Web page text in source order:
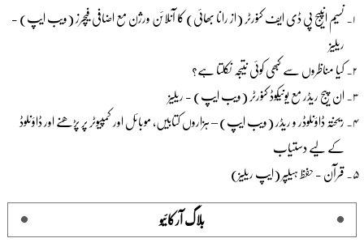
نسیم انپیج پی ڈی ایف کنورٹر (از رانا بھائی) کا آنلائن ورژن مع اضافی فیچرز (ویب ایپ) -
ریلیز
کیا مناظروں سے کبھی کوئی نتیجہ نکلتا ہے؟
ان پیج ریڈر مع یونیکوڈ کنورٹر (ویب ایپ) - ریلیز
ریختہ ڈاؤنلوڈر و ریڈر (ویب ایپ) – ہزاروں کتابیں، موبائل اور کمپیوٹر پر پڑھنے اور ڈاؤنلوڈ
کے لیے دستیاب
قرآن - حفظ ہیلپر (ایپ ریلیز)
بلاگ آرکائیو